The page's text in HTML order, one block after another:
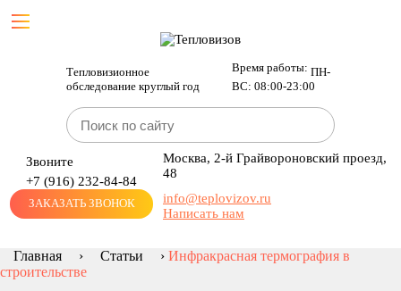
Тепловизионное
обследование круглый год
Время работы: ПН-
ВС: 08:00-23:00
Звоните
+7 (916) 232-84-84
ЗАКАЗАТЬ ЗВОНОК
Москва, 2-й Грайвороновский проезд,
48
info@teplovizov.ru
Написать нам
Главная › Статьи › Инфракрасная термография в
строительстве